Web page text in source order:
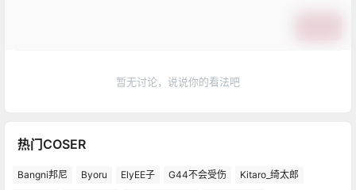
暂无讨论，说说你的看法吧
热门COSER
Bangni邦尼 Byoru ElyEE子 G44不会受伤 Kitaro_绮太郎